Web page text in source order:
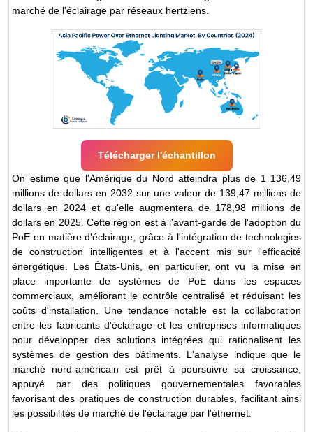
marché de l'éclairage par réseaux hertziens.
Télécharger l'échantillon
On estime que l'Amérique du Nord atteindra plus de 1 136,49
millions de dollars en 2032 sur une valeur de 139,47 millions de
dollars en 2024 et qu'elle augmentera de 178,98 millions de
dollars en 2025. Cette région est à l'avant-garde de l'adoption du
PoE en matière d'éclairage, grâce à l'intégration de technologies
de construction intelligentes et à l'accent mis sur l'efficacité
énergétique. Les États-Unis, en particulier, ont vu la mise en
place importante de systèmes de PoE dans les espaces
commerciaux, améliorant le contrôle centralisé et réduisant les
coûts d'installation. Une tendance notable est la collaboration
entre les fabricants d'éclairage et les entreprises informatiques
pour développer des solutions intégrées qui rationalisent les
systèmes de gestion des bâtiments. L'analyse indique que le
marché nord-américain est prêt à poursuivre sa croissance,
appuyé par des politiques gouvernementales favorables
favorisant des pratiques de construction durables, facilitant ainsi
les possibilités de marché de l'éclairage par l'éthernet.